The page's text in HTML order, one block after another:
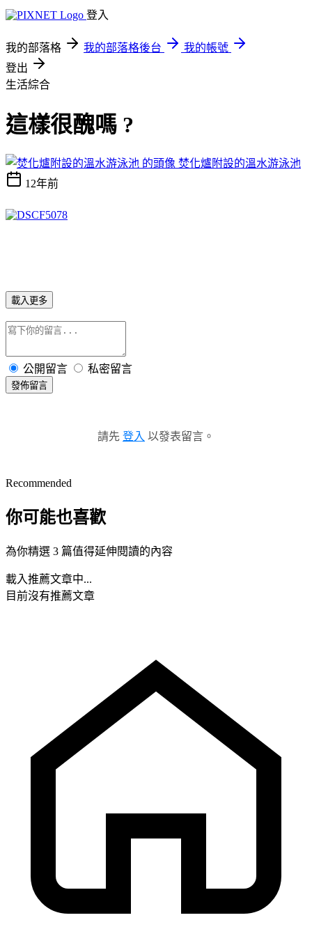
登入
我的部落格 我的部落格後台
我的帳號
登出
生活綜合
這樣很醜嗎 ?
焚化爐附設的溫水游泳池
12年前
載入更多
公開留言 私密留言
發佈留言
請先 登入 以發表留言。
Recommended
你可能也喜歡
為你精選 3 篇值得延伸閱讀的內容
載入推薦文章中...
目前沒有推薦文章